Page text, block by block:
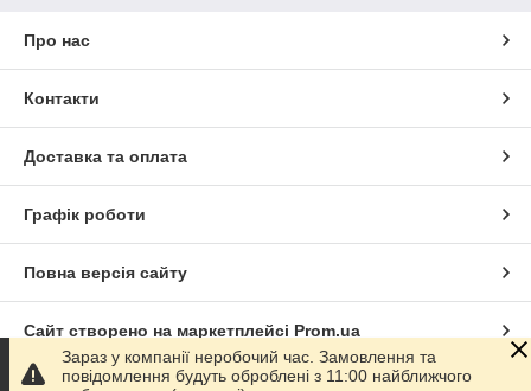
Про нас
Контакти
Доставка та оплата
Графік роботи
Повна версія сайту
Сайт створено на маркетплейсі Prom.ua
Зараз у компанії неробочий час. Замовлення та
повідомлення будуть оброблені з 11:00 найближчого